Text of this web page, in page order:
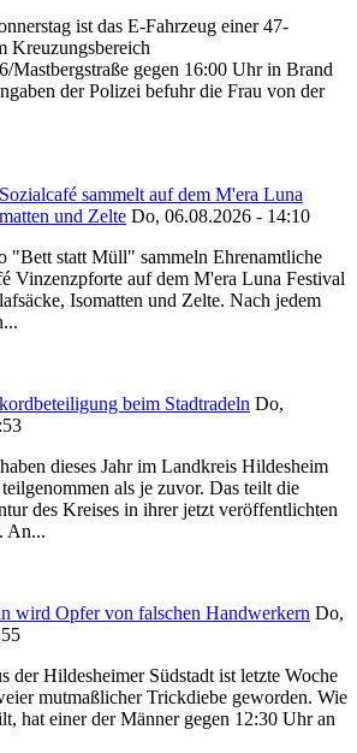
ist das E-Fahrzeug einer 47-
Kreuzungsbereich
Mastbergstraße gegen 16:00 Uhr in Brand
der Polizei befuhr die Frau von der
sammelt auf dem M'era Luna
und Zelte Do, 06.08.2026 - 14:10
"Bett statt Müll" sammeln Ehrenamtliche
Vinzenzpforte auf dem M'era Luna Festival
Isomatten und Zelte. Nach jedem
beim Stadtradeln Do,
dieses Jahr im Landkreis Hildesheim
als je zuvor. Das teilt die
des Kreises in ihrer jetzt veröffentlichten
An...
wird Opfer von falschen Handwerkern Do,
der Hildesheimer Südstadt ist letzte Woche
mutmaßlicher Trickdiebe geworden. Wie
hat einer der Männer gegen 12:30 Uhr an